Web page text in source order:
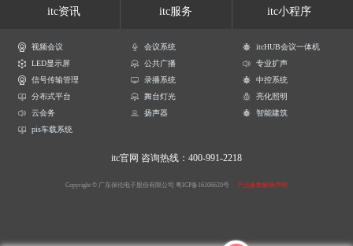
itc资讯 itc服务 itc小程序
视频会议 会议系统
itcHUB会议一体机
LED显示屏
公共广播
专业扩声
信号传输管理
录播系统
中控系统
分布式平台
舞台灯光
亮化照明
云会务
扬声器
智能建筑
pis车载系统
itc官网 咨询热线：400-991-2218
Copyright © 广东保伦电子股份有限公司 粤ICP备16106620号 产品参数解释声明